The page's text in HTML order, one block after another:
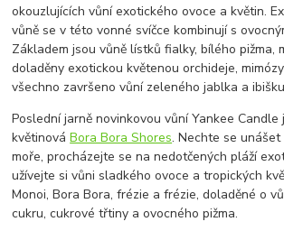
okouzlujících vůní exotického ovoce a květin.
vůně se v této vonné svíčce kombinují s
Základem jsou vůně lístků fialky, bílého pižma,
doladěny exotickou květenou orchideje,
všechno završeno vůní zeleného jablka a
Poslední jarně novinkovou vůní Yankee Candle
květinováBora Bora Shores. Nechte se
moře, procházejte se na nedotčených pláží
užívejte si vůni sladkého ovoce a tropických
Monoi, Bora Bora, frézie a frézie, doladěné o
cukru, cukrové třtiny a ovocného pižma.